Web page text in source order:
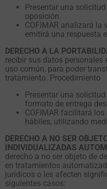
Presentar una
oposición.
COFIMAR analizará
emitirá una respuesta
DERECHO A LA
recibir sus datos
uso común, para poder
tratamiento. Procedimiento
Presentar una
formato de entrega
COFIMAR facilitará
hábiles, utilizando
DERECHO A NO SER
INDIVIDUALIZADAS
derecho a no ser objeto de
en tratamientos
jurídicos o les afecten
siguientes casos: